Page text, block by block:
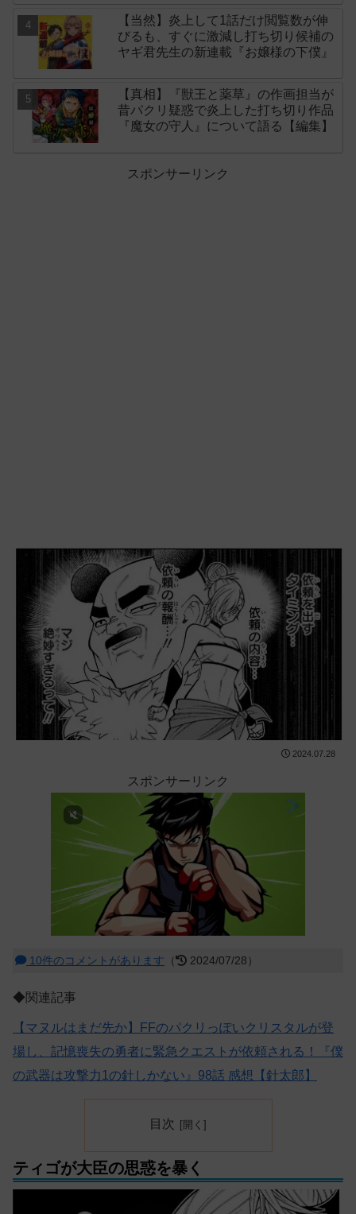
【当然】炎上して1話だけ閲覧数が伸
びるも、すぐに激減し打ち切り候補の
ヤギ君先生の新連載『お嬢様の下僕』
【真相】『獣王と薬草』の作画担当が
昔パクリ疑惑で炎上した打ち切り作品
『魔女の守人』について語る【編集】
スポンサーリンク
2024.07.28
スポンサーリンク
10件のコメントがあります （ 2024/07/28）
◆関連記事
【マヌルはまだ先か】FFのパクリっぽいクリスタルが登
場し、記憶喪失の勇者に緊急クエストが依頼される！『僕
の武器は攻撃力1の針しかない』98話 感想【針太郎】
目次
ティゴが大臣の思惑を暴く